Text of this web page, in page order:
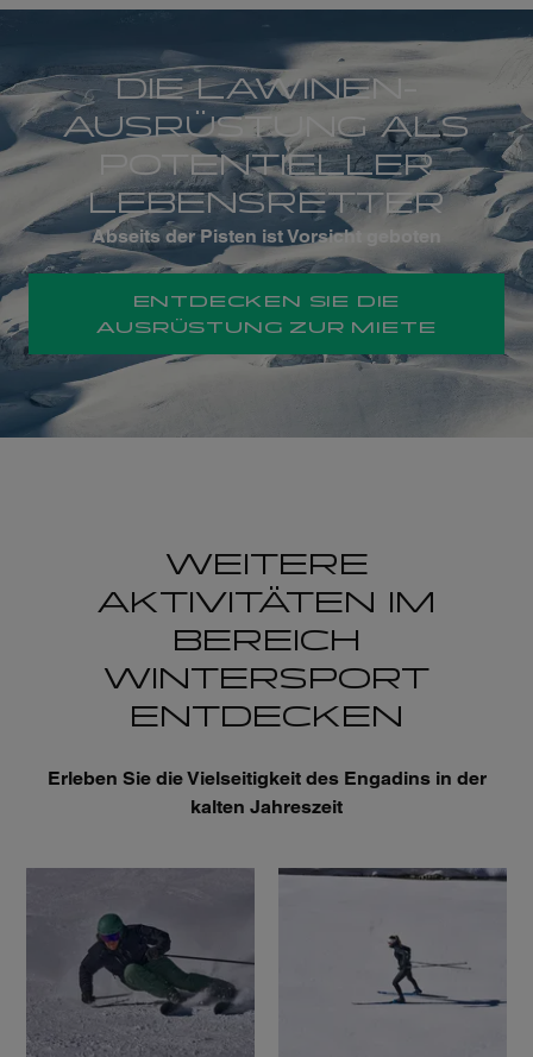
DIE LAWINEN­
AUSRÜSTUNG ALS
POTENTIELLER
LEBENSRETTER
Abseits der Pisten ist Vorsicht geboten
ENTDECKEN SIE DIE
AUSRÜSTUNG ZUR MIETE
WEITERE
AKTIVITÄTEN IM
BEREICH
WINTERSPORT
ENTDECKEN
Erleben Sie die Vielseitigkeit des Engadins in der
kalten Jahreszeit